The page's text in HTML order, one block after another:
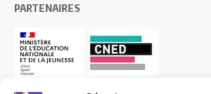
PARTENAIRES